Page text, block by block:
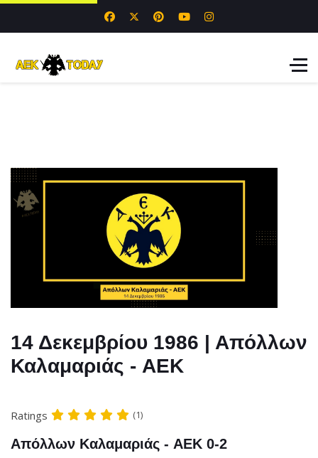
14 Δεκεμβρίου 1986 | Απόλλων
Καλαμαριάς - AEK
Ratings (1)
Απόλλων Καλαμαριάς - AEK 0-2